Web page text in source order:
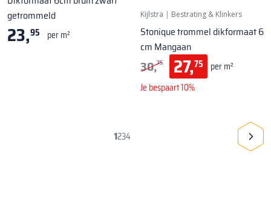
getrommeld
23,95 per m²
Kijlstra | Bestrating & Klinkers
Stonique trommel dikformaat 6
cm Mangaan
30,75 27,75
per m²
Je bespaart 10%
1234